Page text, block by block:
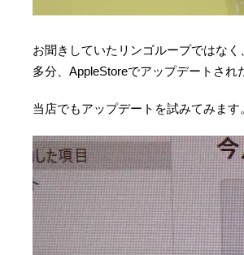
お聞きしていたリンゴループではなく
多分、AppleStoreでアップデートされ
当店でもアップデートを試みてみます